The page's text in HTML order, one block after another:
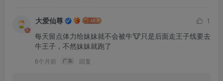
大爱仙尊
1
每天留点体力给妹妹就不会被牛🐮只是后面走王子线要去
牛王子，不然妹妹就跑了
6个月前 广东 回复